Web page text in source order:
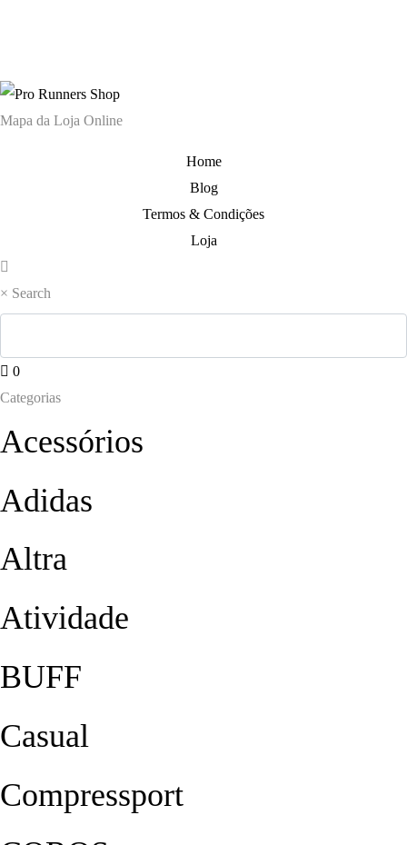
Mapa da Loja Online
Home
Blog
Termos & Condições
Loja
× Search
0
Categorias
Acessórios
Adidas
Altra
Atividade
BUFF
Casual
Compressport